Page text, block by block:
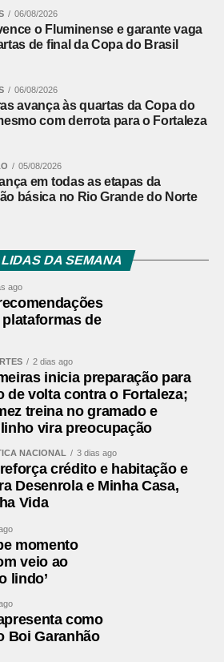
06/08/2026
o Fluminense e garante vaga
de final da Copa do Brasil
06/08/2026
avança às quartas da Copa do
com derrota para o Fortaleza
05/08/2026
em todas as etapas da
básica no Rio Grande do Norte
DA SEMANA
ago
de
2 dias ago
inicia preparação para
de volta contra o Fortaleza;
treina no gramado e
vira preocupação
NACIONAL 3 dias ago
crédito e habitação e
Desenrola e Minha Casa,
Vida
momento
veio ao
lindo’
como
Boi Garanhão